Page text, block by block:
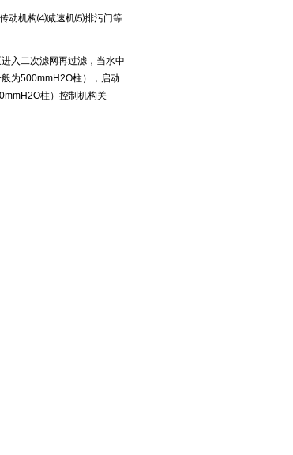
动机构⑷减速机⑸排污门等
入二次滤网再过滤，当水中
为500mmH2O柱），启动
柱）控制机构关